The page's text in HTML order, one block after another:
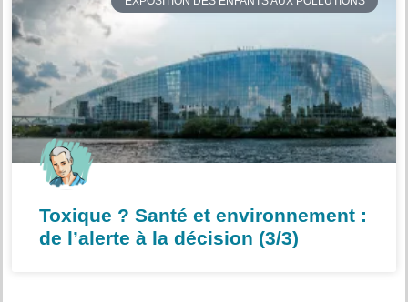
Toxique ? Santé et environnement :
de l’alerte à la décision (3/3)